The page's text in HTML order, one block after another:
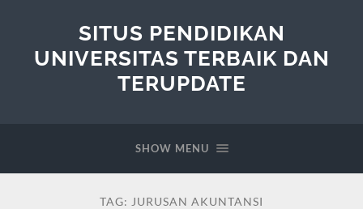
SITUS PENDIDIKAN
UNIVERSITAS TERBAIK DAN
TERUPDATE
SHOW MENU
TAG: JURUSAN AKUNTANSI